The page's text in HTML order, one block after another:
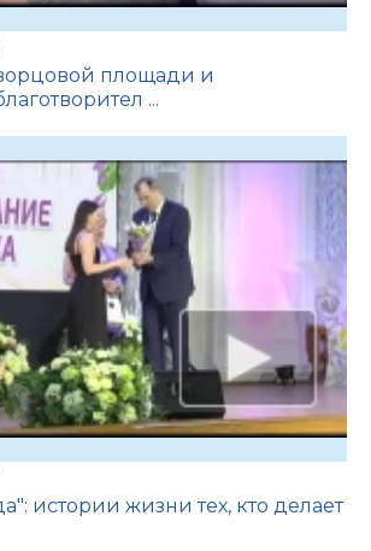
площади и
...
истории жизни тех, кто делает